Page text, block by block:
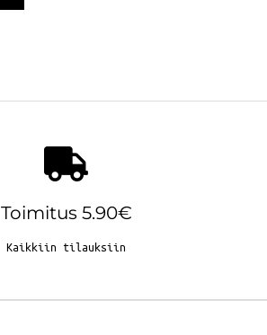
Toimitus 5.90€
Kaikkiin tilauksiin